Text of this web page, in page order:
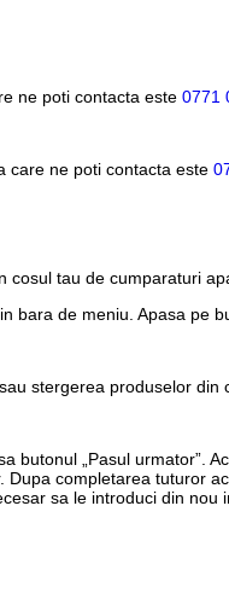
ne poti contacta este 0771
care ne poti contacta este
tau de cumparaturi
bara de meniu. Apasa pe
stergerea produselor din
butonul „Pasul urmator”.
completarea tuturor
sa le introduci din